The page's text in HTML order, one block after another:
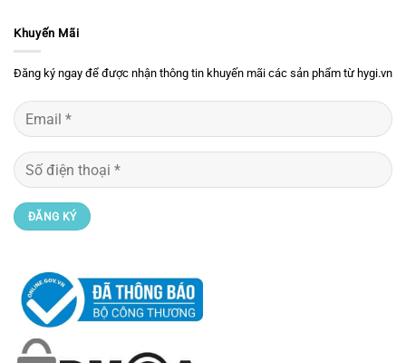
Khuyến Mãi
Đăng ký ngay để được nhận thông tin khuyến mãi các sản phẩm từ hygi.vn